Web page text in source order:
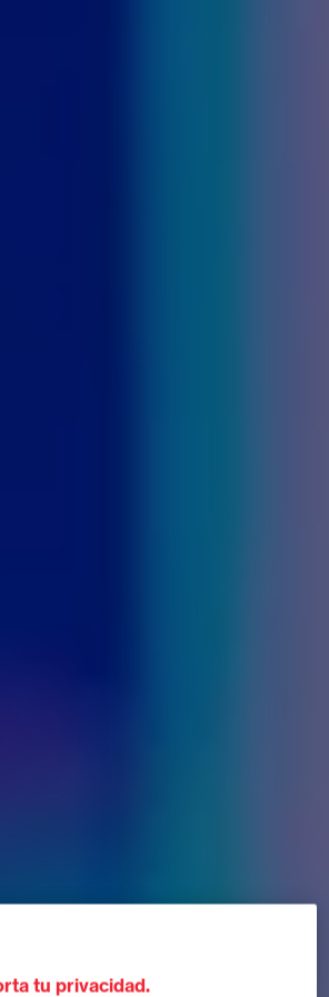
tu privacidad.